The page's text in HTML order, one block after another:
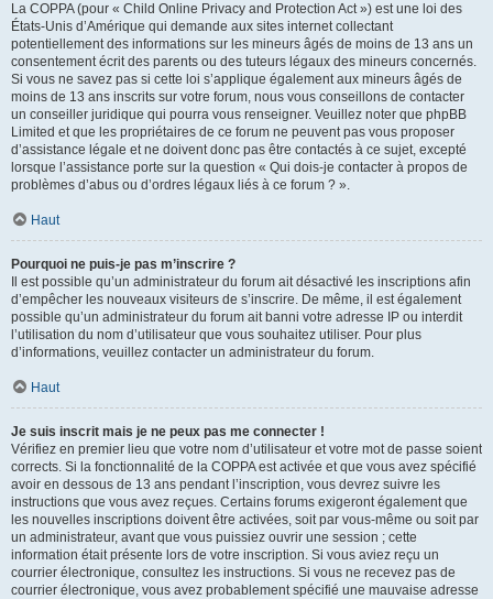
La COPPA (pour « Child Online Privacy and Protection Act ») est une loi des
États-Unis d’Amérique qui demande aux sites internet collectant
potentiellement des informations sur les mineurs âgés de moins de 13 ans un
consentement écrit des parents ou des tuteurs légaux des mineurs concernés.
Si vous ne savez pas si cette loi s’applique également aux mineurs âgés de
moins de 13 ans inscrits sur votre forum, nous vous conseillons de contacter
un conseiller juridique qui pourra vous renseigner. Veuillez noter que phpBB
Limited et que les propriétaires de ce forum ne peuvent pas vous proposer
d’assistance légale et ne doivent donc pas être contactés à ce sujet, excepté
lorsque l’assistance porte sur la question « Qui dois-je contacter à propos de
problèmes d’abus ou d’ordres légaux liés à ce forum ? ».
Haut
Pourquoi ne puis-je pas m’inscrire ?
Il est possible qu’un administrateur du forum ait désactivé les inscriptions afin
d’empêcher les nouveaux visiteurs de s’inscrire. De même, il est également
possible qu’un administrateur du forum ait banni votre adresse IP ou interdit
l’utilisation du nom d’utilisateur que vous souhaitez utiliser. Pour plus
d’informations, veuillez contacter un administrateur du forum.
Haut
Je suis inscrit mais je ne peux pas me connecter !
Vérifiez en premier lieu que votre nom d’utilisateur et votre mot de passe soient
corrects. Si la fonctionnalité de la COPPA est activée et que vous avez spécifié
avoir en dessous de 13 ans pendant l’inscription, vous devrez suivre les
instructions que vous avez reçues. Certains forums exigeront également que
les nouvelles inscriptions doivent être activées, soit par vous-même ou soit par
un administrateur, avant que vous puissiez ouvrir une session ; cette
information était présente lors de votre inscription. Si vous aviez reçu un
courrier électronique, consultez les instructions. Si vous ne recevez pas de
courrier électronique, vous avez probablement spécifié une mauvaise adresse